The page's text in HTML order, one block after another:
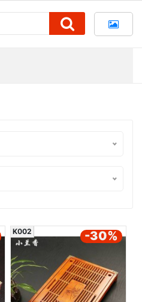
K002 -30%